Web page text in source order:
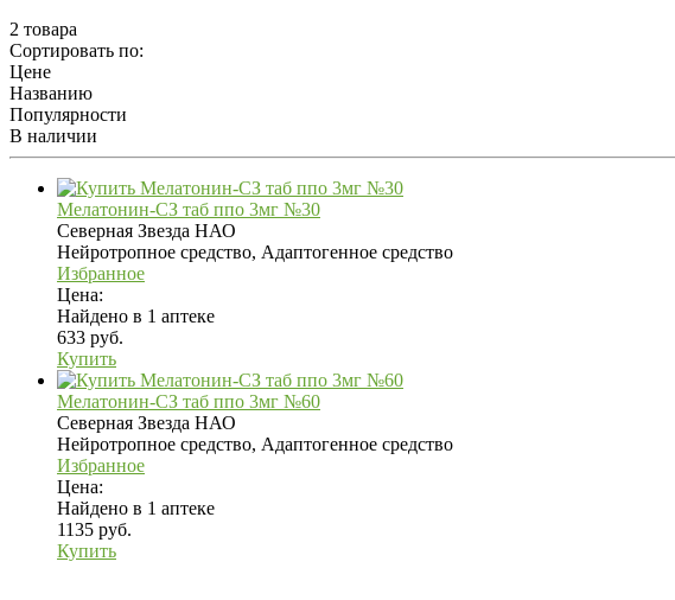
2 товара
Сортировать по:
Цене
Названию
Популярности
В наличии
Мелатонин-СЗ таб ппо 3мг №30
Северная Звезда НАО
Нейротропное средство, Адаптогенное средство
Избранное
Цена:
Найдено в 1 аптеке
633 руб.
Купить
Мелатонин-СЗ таб ппо 3мг №60
Северная Звезда НАО
Нейротропное средство, Адаптогенное средство
Избранное
Цена:
Найдено в 1 аптеке
1135 руб.
Купить